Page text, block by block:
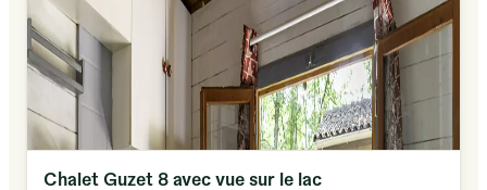
Chalet Guzet 8 avec vue sur le lac